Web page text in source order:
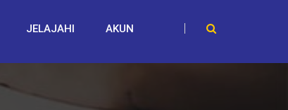
JELAJAHI AKUN